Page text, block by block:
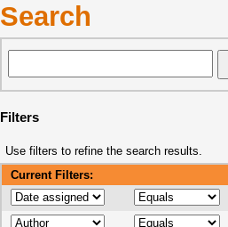
Search
Filters
Use filters to refine the search results.
Current Filters: